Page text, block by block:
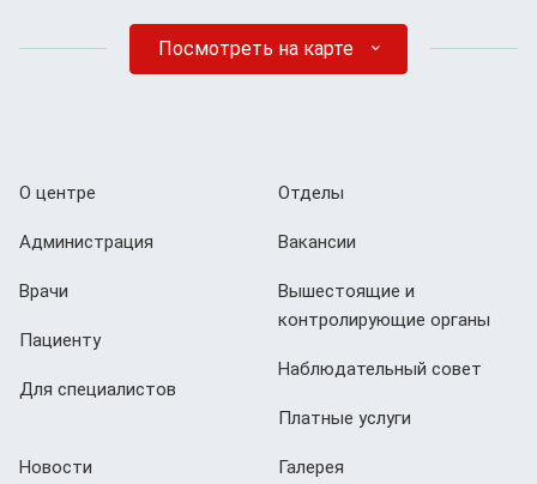
Посмотреть на карте
О центре
Администрация
Врачи
Пациенту
Для специалистов
Отделы
Вакансии
Вышестоящие и
контролирующие органы
Наблюдательный совет
Платные услуги
Новости Галерея